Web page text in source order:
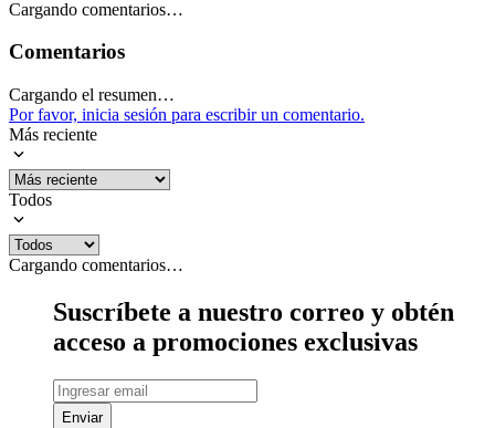
Cargando comentarios…
Comentarios
Cargando el resumen…
Por favor, inicia sesión para escribir un comentario.
Más reciente
Todos
Cargando comentarios…
Suscríbete a nuestro correo y obtén
acceso a promociones exclusivas
Enviar